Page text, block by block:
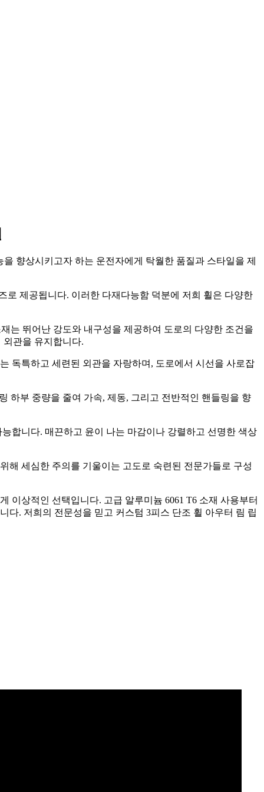
향상시키고자 하는 운전자에게 탁월한 품질과 스타일을 제
로 제공됩니다. 이러한 다재다능함 덕분에 저희 휠은 다양한
는 뛰어난 강도와 내구성을 제공하여 도로의 다양한 조건을
외관을 유지합니다.
독특하고 세련된 외관을 자랑하며, 도로에서 시선을 사로잡
하부 중량을 줄여 가속, 제동, 그리고 전반적인 핸들링을 향
합니다. 매끈하고 윤이 나는 마감이나 강렬하고 선명한 색상
해 세심한 주의를 기울이는 고도로 숙련된 전문가들로 구성
이상적인 선택입니다. 고급 알루미늄 6061 T6 소재 사용부터
. 저희의 전문성을 믿고 커스텀 3피스 단조 휠 아우터 림 립